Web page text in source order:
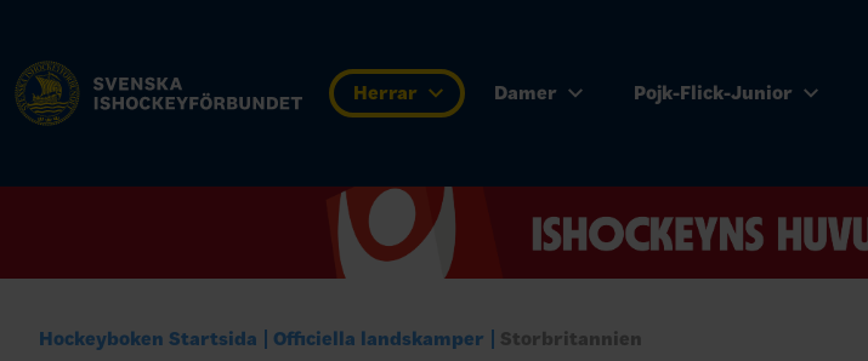
Herrar Damer Pojk-Flick-Junior
Hockeyboken Startsida Officiella landskamper Storbritannien